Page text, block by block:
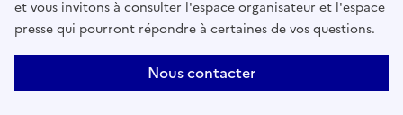
et vous invitons à consulter l'espace organisateur et l'espace
presse qui pourront répondre à certaines de vos questions.
Nous contacter